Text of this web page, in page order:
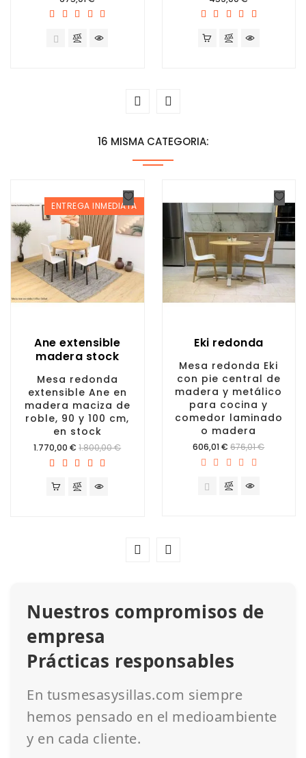
16 MISMA CATEGORIA:
ENTREGA INMEDIATA
Ane extensible
madera stock
Mesa redonda
extensible Ane en
madera maciza de
roble, 90 y 100 cm,
en stock
Precio
1.770,00 € 1.800,00 €
Eki redonda
Mesa redonda Eki
con pie central de
madera y metálico
para cocina y
comedor laminado
o madera
Precio
606,01 € 676,01 €
Nuestros compromisos de
empresa
Prácticas responsables
En tusmesasysillas.com siempre
hemos pensado en el medioambiente
y en cada cliente.